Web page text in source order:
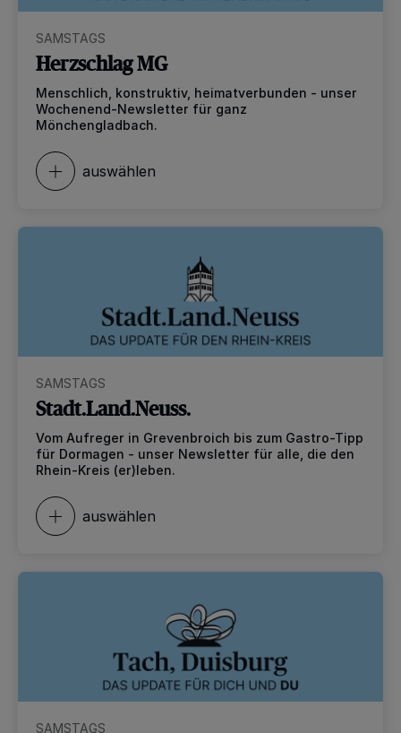
SAMSTAGS
Herzschlag MG
Menschlich, konstruktiv, heimatverbunden - unser
Wochenend-Newsletter für ganz
Mönchengladbach.
auswählen
SAMSTAGS
Stadt.Land.Neuss.
Vom Aufreger in Grevenbroich bis zum Gastro-Tipp
für Dormagen - unser Newsletter für alle, die den
Rhein-Kreis (er)leben.
auswählen
SAMSTAGS